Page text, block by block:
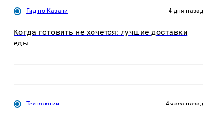
Гид по Казани 4 дня назад
Когда готовить не хочется: лучшие доставки
еды
Технологии 4 часа назад